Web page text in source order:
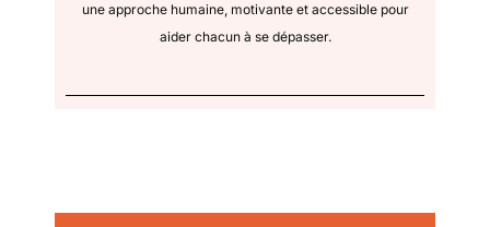
une approche humaine, motivante et accessible pour
aider chacun à se dépasser.